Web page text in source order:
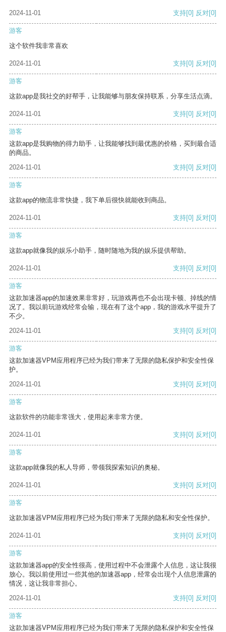
2024-11-01 支持[0] 反对[0]
游客
这个软件我非常喜欢
2024-11-01 支持[0] 反对[0]
游客
这款app是我社交的好帮手，让我能够与朋友保持联系，分享生活点滴。
2024-11-01 支持[0] 反对[0]
游客
这款app是我购物的得力助手，让我能够找到最优惠的价格，买到最合适
的商品。
2024-11-01
支持[0] 反对[0]
游客
这款app的物流非常快捷，我下单后很快就能收到商品。
2024-11-01 支持[0] 反对[0]
游客
这款app就像我的娱乐小助手，随时随地为我的娱乐提供帮助。
2024-11-01 支持[0] 反对[0]
游客
这款加速器app的加速效果非常好，玩游戏再也不会出现卡顿、掉线的情
况了。我以前玩游戏经常会输，现在有了这个app，我的游戏水平提升了
不少。
2024-11-01
支持[0] 反对[0]
游客
这款加速器VPM应用程序已经为我们带来了无限的隐私保护和安全性保
护。
2024-11-01
支持[0] 反对[0]
游客
这款软件的功能非常强大，使用起来非常方便。
2024-11-01 支持[0] 反对[0]
游客
这款app就像我的私人导师，带领我探索知识的奥秘。
2024-11-01 支持[0] 反对[0]
游客
这款加速器VPM应用程序已经为我们带来了无限的隐私和安全性保护。
2024-11-01 支持[0] 反对[0]
游客
这款加速器app的安全性很高，使用过程中不会泄露个人信息，这让我很
放心。我以前使用过一些其他的加速器app，经常会出现个人信息泄露的
情况，这让我非常担心。
2024-11-01
支持[0] 反对[0]
游客
这款加速器VPM应用程序已经为我们带来了无限的隐私保护和安全性保